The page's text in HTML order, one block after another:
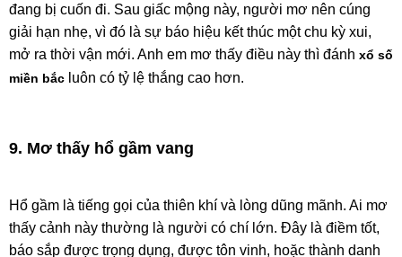
đang bị cuốn đi. Sau giấc mộng này, người mơ nên cúng
giải hạn nhẹ, vì đó là sự báo hiệu kết thúc một chu kỳ xui,
mở ra thời vận mới. Anh em mơ thấy điều này thì đánh xổ số
miền bắc luôn có tỷ lệ thắng cao hơn.
9. Mơ thấy hổ gầm vang
Hổ gầm là tiếng gọi của thiên khí và lòng dũng mãnh. Ai mơ
thấy cảnh này thường là người có chí lớn. Đây là điềm tốt,
báo sắp được trọng dụng, được tôn vinh, hoặc thành danh